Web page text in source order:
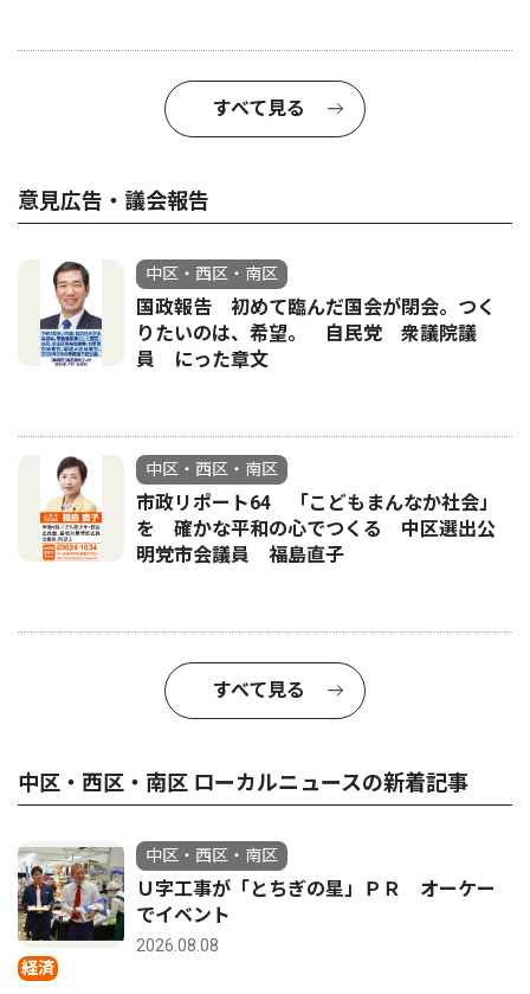
すべて見る
意見広告・議会報告
中区・西区・南区
国政報告 初めて臨んだ国会が閉会。つく
りたいのは、希望。 自民党 衆議院議
員 にった章文
中区・西区・南区
市政リポート64 「こどもまんなか社会」
を 確かな平和の心でつくる 中区選出公
明党市会議員 福島直子
すべて見る
中区・西区・南区 ローカルニュースの新着記事
経済
中区・西区・南区
Ｕ字工事が「とちぎの星」ＰＲ オーケー
でイベント
2026.08.08